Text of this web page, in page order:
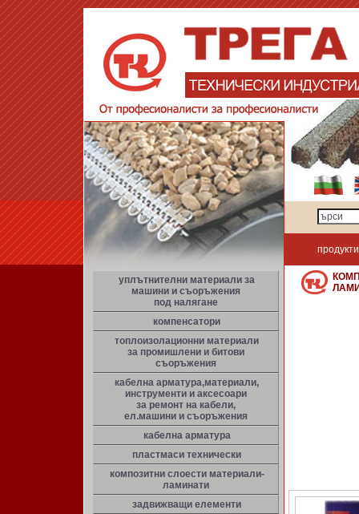
продукти
уплътнителни материали за
машини и съоръжения
под налягане
компенсатори
топлоизолационни материали
за промишлени и битови
съоръжения
кабелна арматура,материали,
инструменти и аксесоари
за ремонт на кабели,
ел.машини и съоръжения
кабелна арматура
пластмаси технически
композитни слоести материали-
ламинати
задвижващи елементи